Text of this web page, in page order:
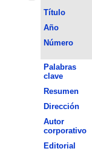
Título
Año
Número
Palabras
clave
Resumen
Dirección
Autor
corporativo
Editorial